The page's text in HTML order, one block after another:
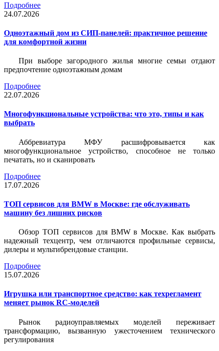
Подробнее
24.07.2026
Одноэтажный дом из СИП-панелей: практичное решение
для комфортной жизни
При выборе загородного жилья многие семьи отдают
предпочтение одноэтажным домам
Подробнее
22.07.2026
Многофункциональные устройства: что это, типы и как
выбрать
Аббревиатура МФУ расшифровывается как
многофункциональное устройство, способное не только
печатать, но и сканировать
Подробнее
17.07.2026
ТОП сервисов для BMW в Москве: где обслуживать
машину без лишних рисков
Обзор ТОП сервисов для BMW в Москве. Как выбрать
надежный техцентр, чем отличаются профильные сервисы,
дилеры и мультибрендовые станции.
Подробнее
15.07.2026
Игрушка или транспортное средство: как техрегламент
меняет рынок RC-моделей
Рынок радиоуправляемых моделей переживает
трансформацию, вызванную ужесточением технического
регулирования